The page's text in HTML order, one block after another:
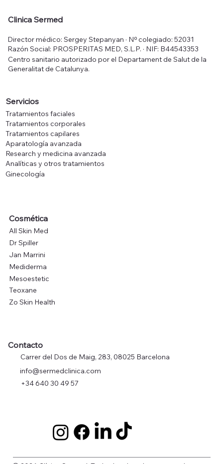
Clinica Sermed
Director médico: Sergey Stepanyan · Nº colegiado: 52031
Razón Social: PROSPERITAS MED, S.L.P. · NIF: B44543353
Centro sanitario autorizado por el Departament de Salut de la
Generalitat de Catalunya.
Servicios
Tratamientos faciales
Tratamientos corporales
Tratamientos capilares
Aparatología avanzada
Research y medicina avanzada
Analíticas y otros tratamientos
Ginecología
Cosmética
All Skin Med
Dr Spiller
Jan Marrini
Mediderma
Mesoestetic
Teoxane
Zo Skin Health
Contacto
Carrer del Dos de Maig, 283, 08025 Barcelona
info@sermedclinica.com
+34 640 30 49 57